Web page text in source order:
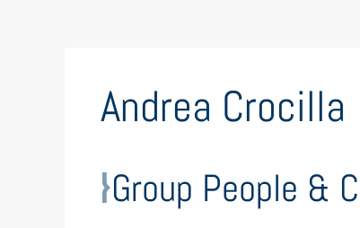
Andrea Crocilla
Group People &